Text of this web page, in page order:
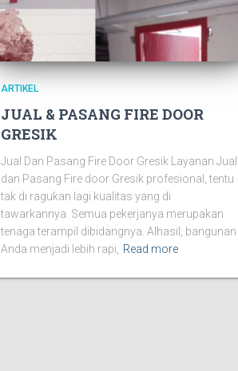
ARTIKEL
JUAL & PASANG FIRE DOOR
GRESIK
Jual Dan Pasang Fire Door Gresik Layanan Jual
dan Pasang Fire door Gresik profesional, tentu
tak di ragukan lagi kualitas yang di
tawarkannya. Semua pekerjanya merupakan
tenaga terampil dibidangnya. Alhasil, bangunan
Anda menjadi lebih rapi,
Read more